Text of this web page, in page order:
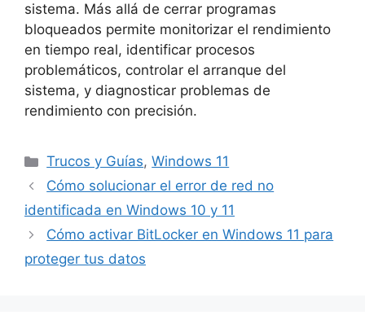
sistema. Más allá de cerrar programas
bloqueados permite monitorizar el rendimiento
en tiempo real, identificar procesos
problemáticos, controlar el arranque del
sistema, y diagnosticar problemas de
rendimiento con precisión.
Trucos y Guías,Windows 11
Cómo solucionar el error de red no
identificada en Windows 10 y 11
Cómo activar BitLocker en Windows 11 para
proteger tus datos